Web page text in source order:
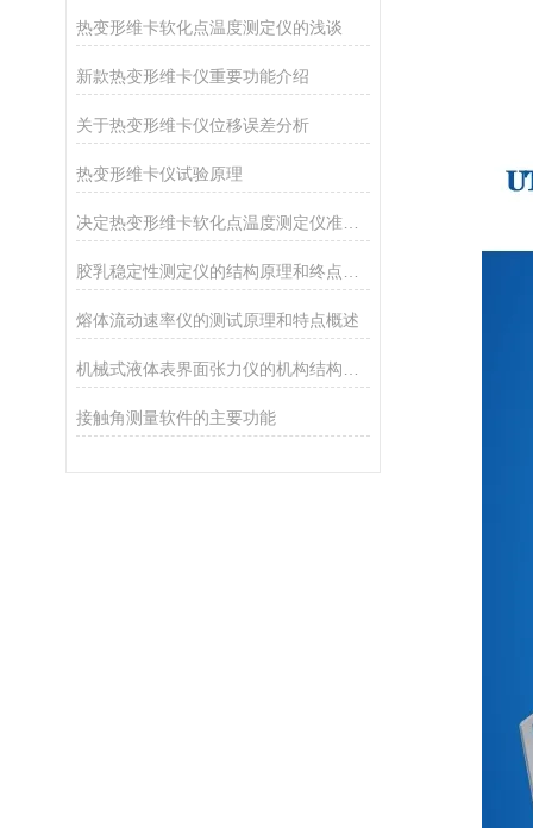
热变形维卡软化点温度测定仪的浅谈
新款热变形维卡仪重要功能介绍
关于热变形维卡仪位移误差分析
热变形维卡仪试验原理
决定热变形维卡软化点温度测定仪准确度的因素
熔体流动速率仪的测试原理和特点概述
接触角测量软件的主要功能